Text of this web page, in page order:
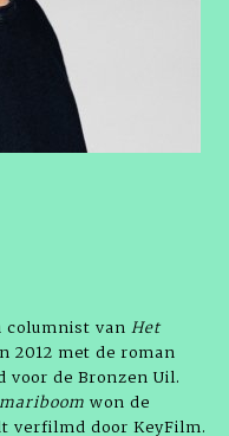
columnist van Het
2012 met de roman
voor de Bronzen Uil.
won de
verfilmd door KeyFilm.